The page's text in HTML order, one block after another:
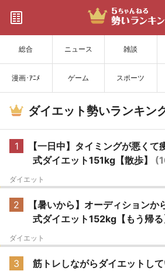
総合 ニュース 雑談
漫画･ｱﾆﾒ ゲーム スポーツ
サイトを更新
ダイエット勢いランキン
1
【一日中】タイミングが悪く
式ダイエット151kg【散歩】
ダイエット
2
【暑いから】オーディション
式ダイエット152kg【もう帰る
ダイエット
3
筋トレしながらダイエットし